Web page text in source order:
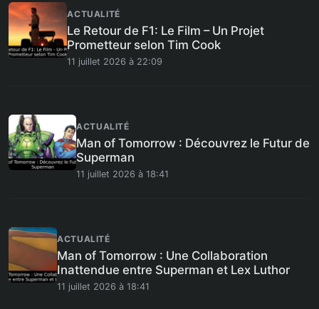
ACTUALITÉ
Le Retour de F1: Le Film – Un Projet
Prometteur selon Tim Cook
11 juillet 2026 à 22:09
ACTUALITÉ
Man of Tomorrow : Découvrez le Futur de
Superman
11 juillet 2026 à 18:41
ACTUALITÉ
Man of Tomorrow : Une Collaboration
Inattendue entre Superman et Lex Luthor
11 juillet 2026 à 18:41